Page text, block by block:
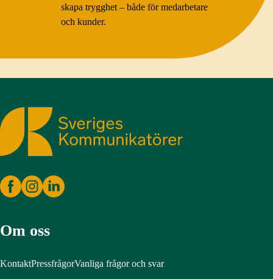
skapa trygghet – både för medarbetare
och kunder.
Sveriges Kommunikatörer
Om oss
KontaktPressfrågorVanliga frågor och svar